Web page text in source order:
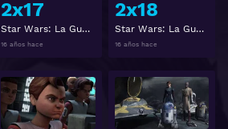
2x17
Star Wars: La Guerra de los Clones 2x17
16 años hace
2x18
Star Wars: La Guerra de los Clones 2x18
16 años hace
Ver Ver